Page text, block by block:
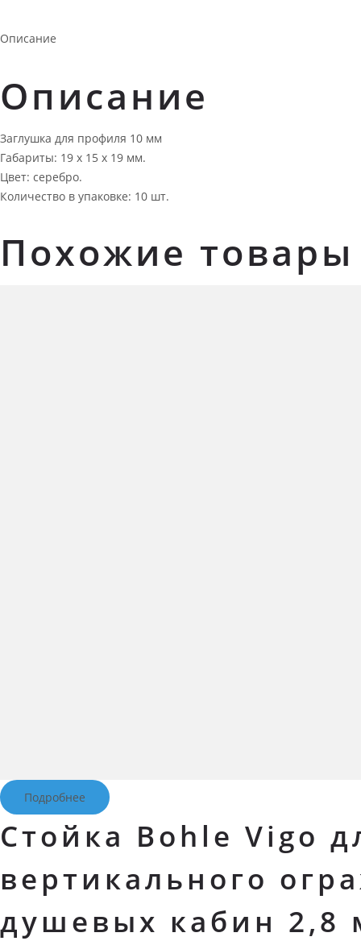
Описание
Описание
Заглушка для профиля 10 мм
Габариты: 19 х 15 х 19 мм.
Цвет: серебро.
Количество в упаковке: 10 шт.
Похожие товары
Подробнее
Стойка Bohle Vigo
вертикального
душевых кабин 2,8